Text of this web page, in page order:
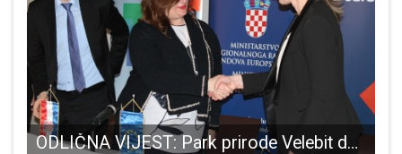
ODLIČNA VIJEST: Park prirode Velebit dobio bespovratna europska sredstva u visini skoro 63 milijuna kuna za Centar izvrsnosti Cerovačke špilje!!!